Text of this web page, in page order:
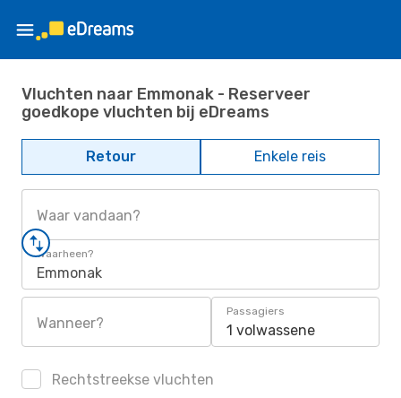
Vluchten naar Emmonak - Reserveer
goedkope vluchten bij eDreams
Retour Enkele reis
Waar vandaan?
Waarheen?
Emmonak
Wanneer?
Passagiers
1 volwassene
Rechtstreekse vluchten